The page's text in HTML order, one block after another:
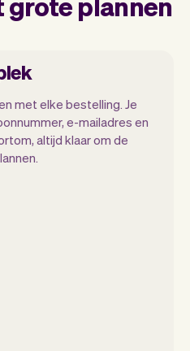
met elke bestelling. Je
e-mailadres en
altijd klaar om de
op je dag. Je